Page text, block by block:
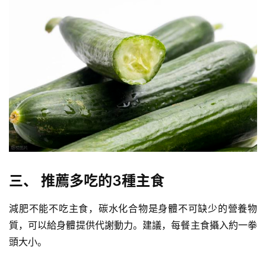
視
頻
三、 推薦多吃的3種主食
減肥不能不吃主食，碳水化合物是身體不可缺少的營養物
質，可以給身體提供代謝動力。建議，每餐主食攝入約一拳
頭大小。